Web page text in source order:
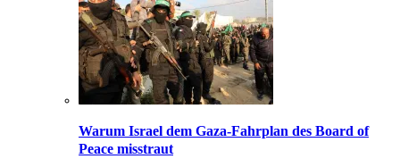
Warum Israel dem Gaza-Fahrplan des Board of
Peace misstraut